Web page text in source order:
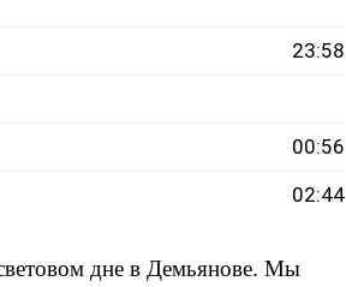
23:58
00:56
02:44
дне в Демьянове. Мы